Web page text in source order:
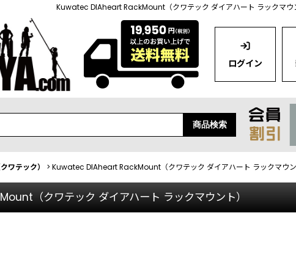
Kuwatec DIAheart RackMount（クワテック ダイアハート ラックマウ
ログイン
商品検索
テック） > Kuwatec DIAheart RackMount（クワテック ダイアハート ラックマウン
（クワテック ダイアハート ラックマウント）